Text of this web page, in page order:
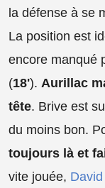
la défense à se
La position est
encore manqué
(18'). Aurillac
tête. Brive est
du moins bon.
toujours là et
vite jouée,